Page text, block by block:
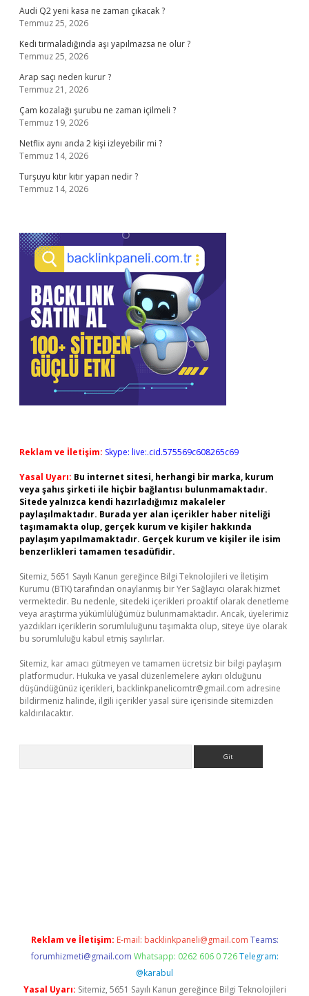
Audi Q2 yeni kasa ne zaman çıkacak ?
Temmuz 25, 2026
Kedi tırmaladığında aşı yapılmazsa ne olur ?
Temmuz 25, 2026
Arap saçı neden kurur ?
Temmuz 21, 2026
Çam kozalağı şurubu ne zaman içilmeli ?
Temmuz 19, 2026
Netflix aynı anda 2 kişi izleyebilir mi ?
Temmuz 14, 2026
Turşuyu kıtır kıtır yapan nedir ?
Temmuz 14, 2026
Reklam ve İletişim: Skype: live:.cid.575569c608265c69
Yasal Uyarı: Bu internet sitesi, herhangi bir marka, kurum
veya şahıs şirketi ile hiçbir bağlantısı bulunmamaktadır.
Sitede yalnızca kendi hazırladığımız makaleler
paylaşılmaktadır. Burada yer alan içerikler haber niteliği
taşımamakta olup, gerçek kurum ve kişiler hakkında
paylaşım yapılmamaktadır. Gerçek kurum ve kişiler ile isim
benzerlikleri tamamen tesadüfidir.
Sitemiz, 5651 Sayılı Kanun gereğince Bilgi Teknolojileri ve İletişim
Kurumu (BTK) tarafından onaylanmış bir Yer Sağlayıcı olarak hizmet
vermektedir. Bu nedenle, sitedeki içerikleri proaktif olarak denetleme
veya araştırma yükümlülüğümüz bulunmamaktadır. Ancak, üyelerimiz
yazdıkları içeriklerin sorumluluğunu taşımakta olup, siteye üye olarak
bu sorumluluğu kabul etmiş sayılırlar.
Sitemiz, kar amacı gütmeyen ve tamamen ücretsiz bir bilgi paylaşım
platformudur. Hukuka ve yasal düzenlemelere aykırı olduğunu
düşündüğünüz içerikleri, backlinkpanelicomtr@gmail.com adresine
bildirmeniz halinde, ilgili içerikler yasal süre içerisinde sitemizden
kaldırılacaktır.
Reklam ve İletişim: E-mail: backlinkpaneli@gmail.com Teams:
forumhizmeti@gmail.com Whatsapp: 0262 606 0 726 Telegram:
@karabul
Yasal Uyarı: Sitemiz, 5651 Sayılı Kanun gereğince Bilgi Teknolojileri